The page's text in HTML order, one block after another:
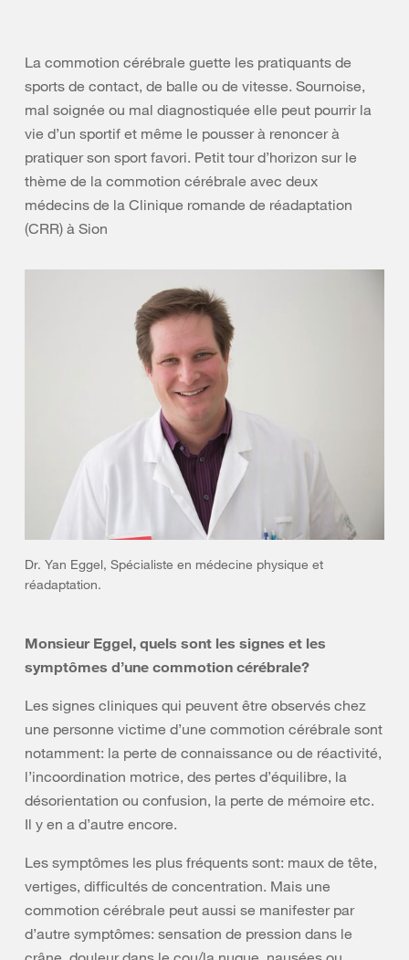
La commotion cérébrale guette les pratiquants de
sports de contact, de balle ou de vitesse. Sournoise,
mal soignée ou mal diagnostiquée elle peut pourrir la
vie d’un sportif et même le pousser à renoncer à
pratiquer son sport favori. Petit tour d’horizon sur le
thème de la commotion cérébrale avec deux
médecins de la Clinique romande de réadaptation
(CRR) à Sion
Dr. Yan Eggel, Spécialiste en médecine physique et
réadaptation.
Monsieur Eggel, quels sont les signes et les
symptômes d’une commotion cérébrale?
Les signes cliniques qui peuvent être observés chez
une personne victime d’une commotion cérébrale sont
notamment: la perte de connaissance ou de réactivité,
l’incoordination motrice, des pertes d’équilibre, la
désorientation ou confusion, la perte de mémoire etc.
Il y en a d’autre encore.
Les symptômes les plus fréquents sont: maux de tête,
vertiges, difficultés de concentration. Mais une
commotion cérébrale peut aussi se manifester par
d’autre symptômes: sensation de pression dans le